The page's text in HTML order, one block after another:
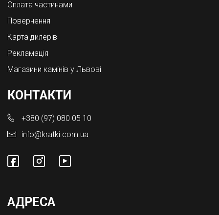
Оплата частинами
Повернення
Карта дилерів
Рекламація
Магазини камінів у Львові
КОНТАКТИ
+380 (97) 080 05 10
info@kratki.com.ua
АДРЕСА